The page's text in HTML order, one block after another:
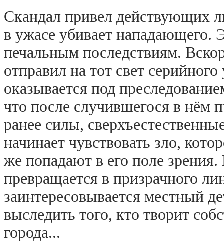
Скандал привел действующих
в ужасе убивает нападающего.
печальным последствиям.
отправил на тот свет
оказывается под
что после случившегося в нём
ранее силы,
начинает чувствовать зло,
же попадают в его поле
превращается в призрачного
заинтересовывается местный
выследить того, кто творит
города...